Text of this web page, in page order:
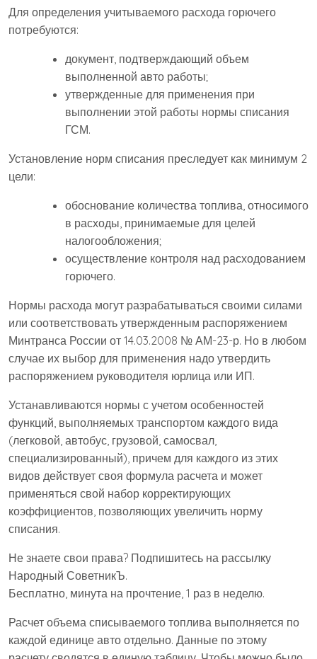
Для определения учитываемого расхода горючего
потребуются:
документ, подтверждающий объем
выполненной авто работы;
утвержденные для применения при
выполнении этой работы нормы списания
ГСМ.
Установление норм списания преследует как минимум 2
цели:
обоснование количества топлива, относимого
в расходы, принимаемые для целей
налогообложения;
осуществление контроля над расходованием
горючего.
Нормы расхода могут разрабатываться своими силами
или соответствовать утвержденным распоряжением
Минтранса России от 14.03.2008 № АМ-23-р. Но в любом
случае их выбор для применения надо утвердить
распоряжением руководителя юрлица или ИП.
Устанавливаются нормы с учетом особенностей
функций, выполняемых транспортом каждого вида
(легковой, автобус, грузовой, самосвал,
специализированный), причем для каждого из этих
видов действует своя формула расчета и может
применяться свой набор корректирующих
коэффициентов, позволяющих увеличить норму
списания.
Не знаете свои права? Подпишитесь на рассылку
Народный СоветникЪ.
Бесплатно, минута на прочтение, 1 раз в неделю.
Расчет объема списываемого топлива выполняется по
каждой единице авто отдельно. Данные по этому